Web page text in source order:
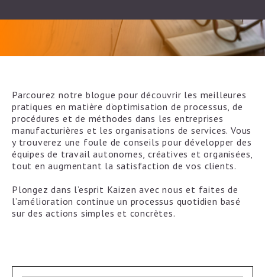
Parcourez notre blogue pour découvrir les meilleures
pratiques en matière d’optimisation de processus, de
procédures et de méthodes dans les entreprises
manufacturières et les organisations de services. Vous
y trouverez une foule de conseils pour développer des
équipes de travail autonomes, créatives et organisées,
tout en augmentant la satisfaction de vos clients.
Plongez dans l’esprit Kaizen avec nous et faites de
l’amélioration continue un processus quotidien basé
sur des actions simples et concrètes.